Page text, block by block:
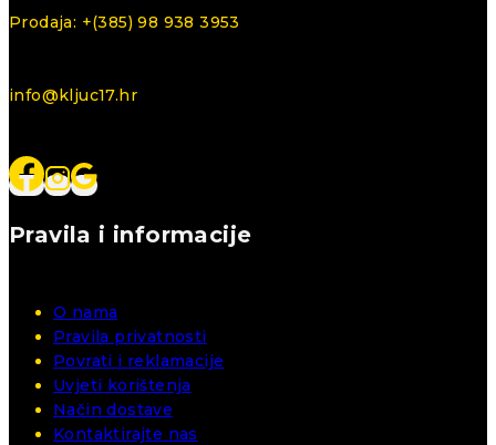
Prodaja: +(385) 98 938 3953
info@kljuc17.hr
Pravila i informacije
O nama
Pravila privatnosti
Povrati i reklamacije
Uvjeti korištenja
Način dostave
Kontaktirajte nas